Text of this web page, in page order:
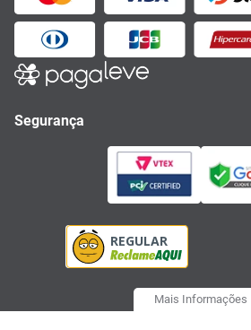
Segurança
Mais Informações